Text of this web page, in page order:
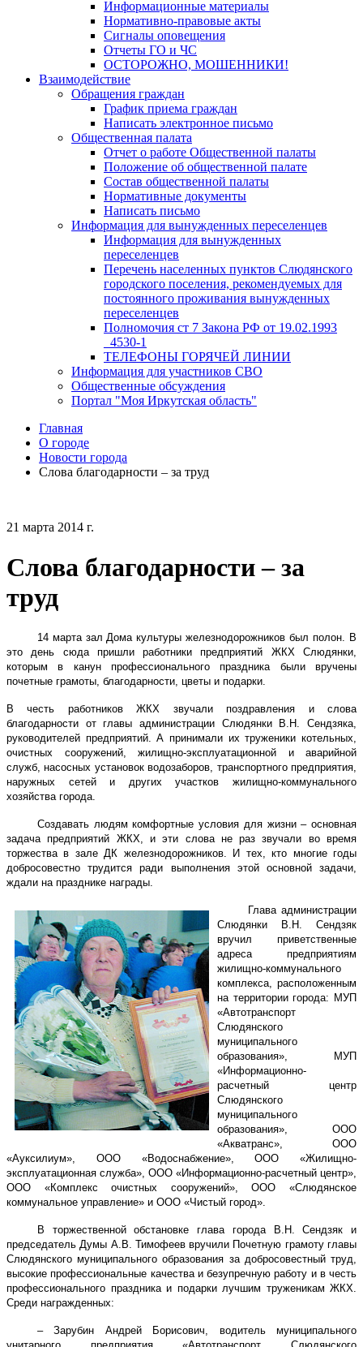
Информационные материалы
Нормативно-правовые акты
Сигналы оповещения
Отчеты ГО и ЧС
ОСТОРОЖНО, МОШЕННИКИ!
Взаимодействие
Обращения граждан
График приема граждан
Написать электронное письмо
Общественная палата
Отчет о работе Общественной палаты
Положение об общественной палате
Состав общественной палаты
Нормативные документы
Написать письмо
Информация для вынужденных переселенцев
Информация для вынужденных
переселенцев
Перечень населенных пунктов Слюдянского
городского поселения, рекомендуемых для
постоянного проживания вынужденных
переселенцев
Полномочия ст 7 Закона РФ от 19.02.1993
_4530-1
ТЕЛЕФОНЫ ГОРЯЧЕЙ ЛИНИИ
Информация для участников СВО
Общественные обсуждения
Портал "Моя Иркутская область"
Главная
О городе
Новости города
Слова благодарности – за труд
21 марта 2014 г.
Слова благодарности – за
труд
14 марта зал Дома культуры железнодорожников был полон. В
это день сюда пришли работники предприятий ЖКХ Слюдянки,
которым в канун профессионального праздника были вручены
почетные грамоты, благодарности, цветы и подарки.
В честь работников ЖКХ звучали поздравления и слова
благодарности от главы администрации Слюдянки В.Н. Сендзяка,
руководителей предприятий. А принимали их труженики котельных,
очистных сооружений, жилищно-эксплуатационной и аварийной
служб, насосных установок водозаборов, транспортного предприятия,
наружных сетей и других участков жилищно-коммунального
хозяйства города.
Создавать людям комфортные условия для жизни – основная
задача предприятий ЖКХ, и эти слова не раз звучали во время
торжества в зале ДК железнодорожников. И тех, кто многие годы
добросовестно трудится ради выполнения этой основной задачи,
ждали на празднике награды.
Глава администрации
Слюдянки В.Н. Сендзяк
вручил приветственные
адреса предприятиям
жилищно-коммунального
комплекса, расположенным
на территории города: МУП
«Автотранспорт
Слюдянского
муниципального
образования», МУП
«Информационно-
расчетный центр
Слюдянского
муниципального
образования», ООО
«Акватранс», ООО
«Ауксилиум», ООО «Водоснабжение», ООО «Жилищно-
эксплуатационная служба», ООО «Информационно-расчетный центр»,
ООО «Комплекс очистных сооружений», ООО «Слюдянское
коммунальное управление» и ООО «Чистый город».
В торжественной обстановке глава города В.Н. Сендзяк и
председатель Думы А.В. Тимофеев вручили Почетную грамоту главы
Слюдянского муниципального образования за добросовестный труд,
высокие профессиональные качества и безупречную работу и в честь
профессионального праздника и подарки лучшим труженикам ЖКХ.
Среди награжденных:
– Зарубин Андрей Борисович, водитель муниципального